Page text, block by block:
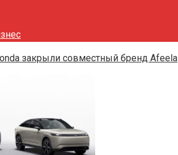
закрыли совместный бренд Afeela